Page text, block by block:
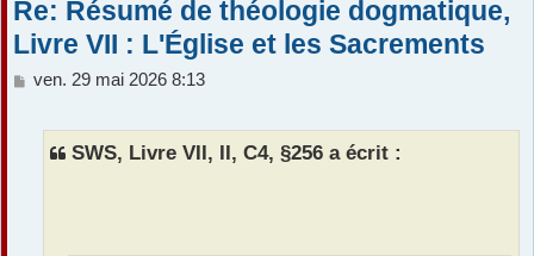
Re: Résumé de théologie dogmatique,
Livre VII : L'Église et les Sacrements
M
ven. 29 mai 2026 8:13
SWS, Livre VII, II, C4, §256 a écrit :